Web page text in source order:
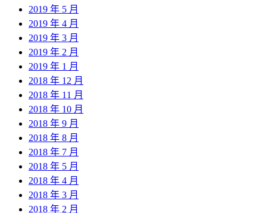
2019 年 5 月
2019 年 4 月
2019 年 3 月
2019 年 2 月
2019 年 1 月
2018 年 12 月
2018 年 11 月
2018 年 10 月
2018 年 9 月
2018 年 8 月
2018 年 7 月
2018 年 5 月
2018 年 4 月
2018 年 3 月
2018 年 2 月